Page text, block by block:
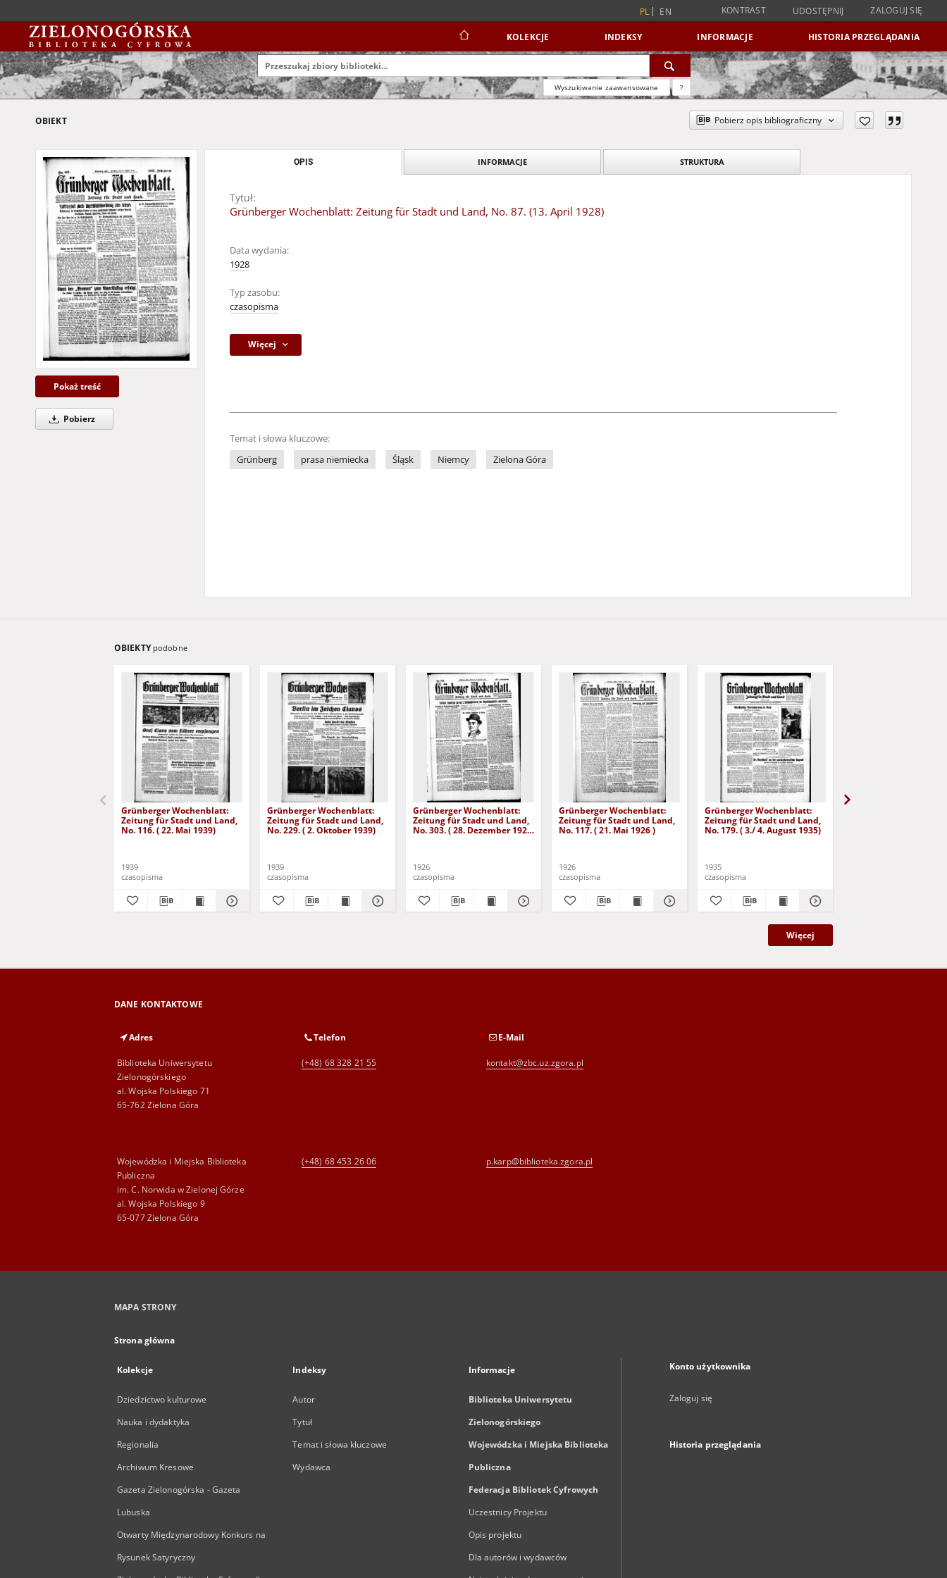
PL EN KONTRAST UDOSTĘPNIJ ZALOGUJ SIĘ
KOLEKCJE INDEKSY INFORMACJE HISTORIA PRZEGLĄDANIA
Wyszukiwanie zaawansowane ?
OBIEKT Pobierz opis bibliograficzny
Pokaż treść
Pobierz
OPIS INFORMACJE STRUKTURA
Tytuł:
Grünberger Wochenblatt: Zeitung für Stadt und Land, No. 87. (13. April 1928)
Data wydania:
1928
Typ zasobu:
czasopisma
Więcej
Temat i słowa kluczowe:
Grünberg
prasa niemiecka Śląsk Niemcy Zielona Góra
OBIEKTY podobne
Grünberger Wochenblatt:
Zeitung für Stadt und Land,
No. 116. ( 22. Mai 1939)
1939
czasopisma
Grünberger Wochenblatt:
Zeitung für Stadt und Land,
No. 229. ( 2. Oktober 1939)
1939
czasopisma
Grünberger Wochenblatt:
Zeitung für Stadt und Land,
No. 303. ( 28. Dezember 1926
1926
czasopisma
Grünberger Wochenblatt:
Zeitung für Stadt und Land,
No. 117. ( 21. Mai 1926 )
1926
czasopisma
Grünberger Wochenblatt:
Zeitung für Stadt und Land,
No. 179. ( 3./ 4. August 1935)
1935
czasopisma
Więcej
DANE KONTAKTOWE
Adres
Biblioteka Uniwersytetu
Zielonogórskiego
al. Wojska Polskiego 71
65-762 Zielona Góra
Telefon
(+48) 68 328 21 55
E-Mail
kontakt@zbc.uz.zgora.pl
Wojewódzka i Miejska Biblioteka
Publiczna
im. C. Norwida w Zielonej Górze
al. Wojska Polskiego 9
65-077 Zielona Góra
(+48) 68 453 26 06 p.karp@biblioteka.zgora.pl
MAPA STRONY
Strona główna
Kolekcje
Dziedzictwo kulturowe
Nauka i dydaktyka
Regionalia
Archiwum Kresowe
Gazeta Zielonogórska - Gazeta
Lubuska
Otwarty Międzynarodowy Konkurs na
Rysunek Satyryczny
Indeksy
Autor
Tytuł
Temat i słowa kluczowe
Wydawca
Informacje
Biblioteka Uniwersytetu
Zielonogórskiego
Wojewódzka i Miejska Biblioteka
Publiczna
Federacja Bibliotek Cyfrowych
Uczestnicy Projektu
Opis projektu
Dla autorów i wydawców
Konto użytkownika
Zaloguj się
Historia przeglądania